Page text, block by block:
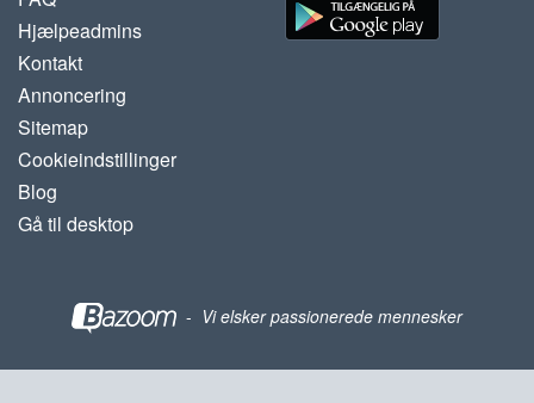
Hjælpeadmins
Kontakt
Annoncering
Sitemap
Cookieindstillinger
Blog
Gå til desktop
- Vi elsker passionerede mennesker